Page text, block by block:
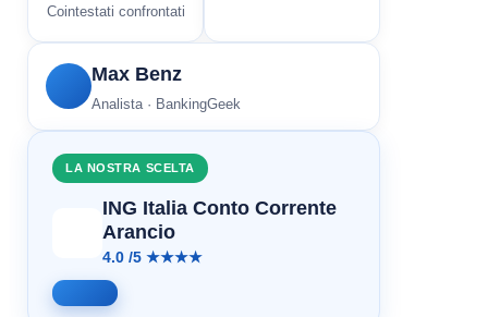
Cointestati confrontati
Max Benz
Analista · BankingGeek
LA NOSTRA SCELTA
ING Italia Conto Corrente
Arancio
4.0 /5 ★★★★